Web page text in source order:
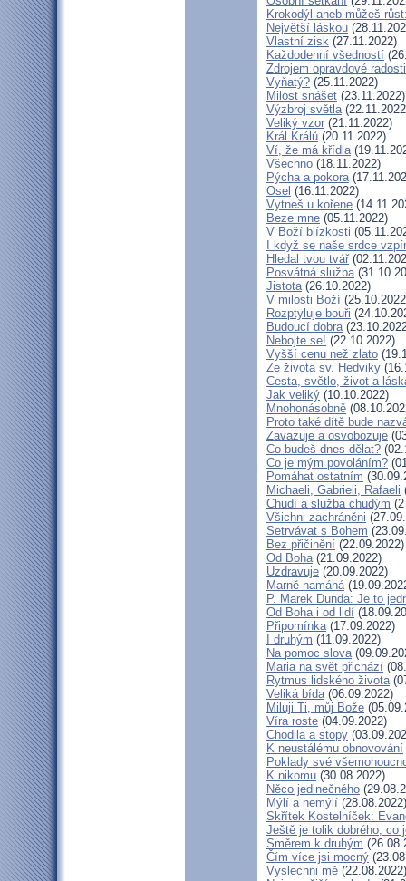
Krokodýl aneb můžeš
Největší láskou
Vlastní zisk (27.11.2022)
Každodenní všedností
Zdrojem opravdové
Vyňatý? (25.11.2022)
Milost snášet (23.11.2022)
Výzbroj světla
Veliký vzor (21.11.2022)
Král Králů (20.11.2022)
Ví, že má křídla
Všechno (18.11.2022)
Pýcha a pokora
Osel (16.11.2022)
Vytneš u kořene
Beze mne (05.11.2022)
V Boží blízkosti
I když se naše srdce
Hledal tvou tvář
Posvátná služba
Jistota(26.10.2022)
V milosti Boží
Rozptyluje bouři
Budoucí dobra
Nebojte se! (22.10.2022)
Vyšší cenu než zlato
Ze života sv. Hedviky
Cesta, světlo, život a
Jak veliký (10.10.2022)
Mnohonásobně
Proto také dítě bude
Zavazuje a osvobozuje
Co budeš dnes dělat?
Co je mým povoláním?
Pomáhat ostatním
Michaeli, Gabrieli, Rafaeli
Chudí a služba chudým
Všichni zachráněni
Setrvávat s Bohem
Bez přičinění (22.09.2022)
Od Boha(21.09.2022)
Uzdravuje (20.09.2022)
Marně namáhá
P. Marek Dunda: Je to
Od Boha i od lidí
Připomínka(17.09.2022)
I druhým (11.09.2022)
Na pomoc slova
Maria na svět přichází
Rytmus lidského života
Veliká bída(06.09.2022)
Miluji Ti, můj Bože
Víra roste (04.09.2022)
Chodila a stopy
K neustálému obnovování
Poklady své
K nikomu (30.08.2022)
Něco jedinečného
Mýlí a nemýlí (28.08.2022)
Skřítek Kostelníček:
Ještě je tolik dobrého, co
Směrem k druhým
Čím více jsi mocný
Vyslechni mě (22.08.2022)